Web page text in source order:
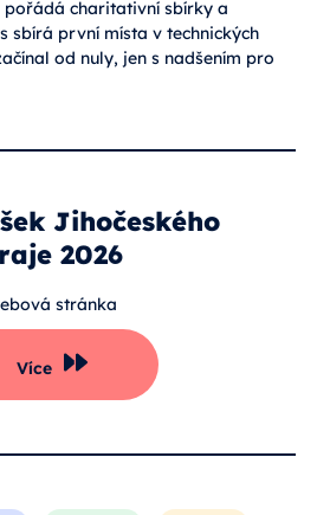
pořádá charitativní sbírky a
sbírá první místa v technických
od nuly, jen s nadšením pro
Jihočeského
2026
stránka
Více